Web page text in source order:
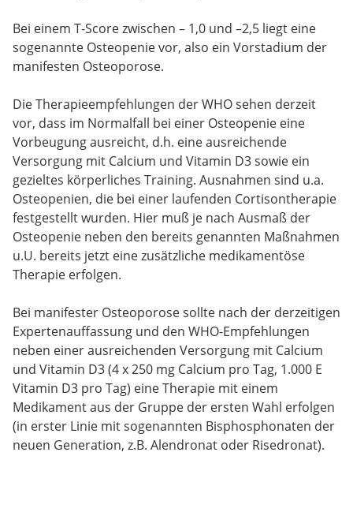
Bei einem T-Score zwischen – 1,0 und –2,5 liegt eine
sogenannte Osteopenie vor, also ein Vorstadium der
manifesten Osteoporose.
Die Therapieempfehlungen der WHO sehen derzeit
vor, dass im Normalfall bei einer Osteopenie eine
Vorbeugung ausreicht, d.h. eine ausreichende
Versorgung mit Calcium und Vitamin D3 sowie ein
gezieltes körperliches Training. Ausnahmen sind u.a.
Osteopenien, die bei einer laufenden Cortisontherapie
festgestellt wurden. Hier muß je nach Ausmaß der
Osteopenie neben den bereits genannten Maßnahmen
u.U. bereits jetzt eine zusätzliche medikamentöse
Therapie erfolgen.
Bei manifester Osteoporose sollte nach der derzeitigen
Expertenauffassung und den WHO-Empfehlungen
neben einer ausreichenden Versorgung mit Calcium
und Vitamin D3 (4 x 250 mg Calcium pro Tag, 1.000 E
Vitamin D3 pro Tag) eine Therapie mit einem
Medikament aus der Gruppe der ersten Wahl erfolgen
(in erster Linie mit sogenannten Bisphosphonaten der
neuen Generation, z.B. Alendronat oder Risedronat).